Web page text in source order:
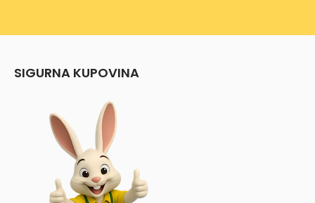
SIGURNA KUPOVINA